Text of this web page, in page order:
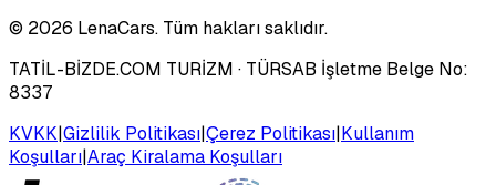
© 2026 LenaCars. Tüm hakları saklıdır.
TATİL-BİZDE.COM TURİZM · TÜRSAB İşletme Belge No:
8337
KVKK|Gizlilik Politikası|Çerez Politikası|Kullanım
Koşulları|Araç Kiralama Koşulları